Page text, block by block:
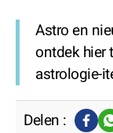
Astro en
ontdek hier
astrologie-
Delen :